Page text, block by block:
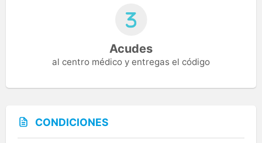
Acudes
al centro médico y entregas el código
CONDICIONES